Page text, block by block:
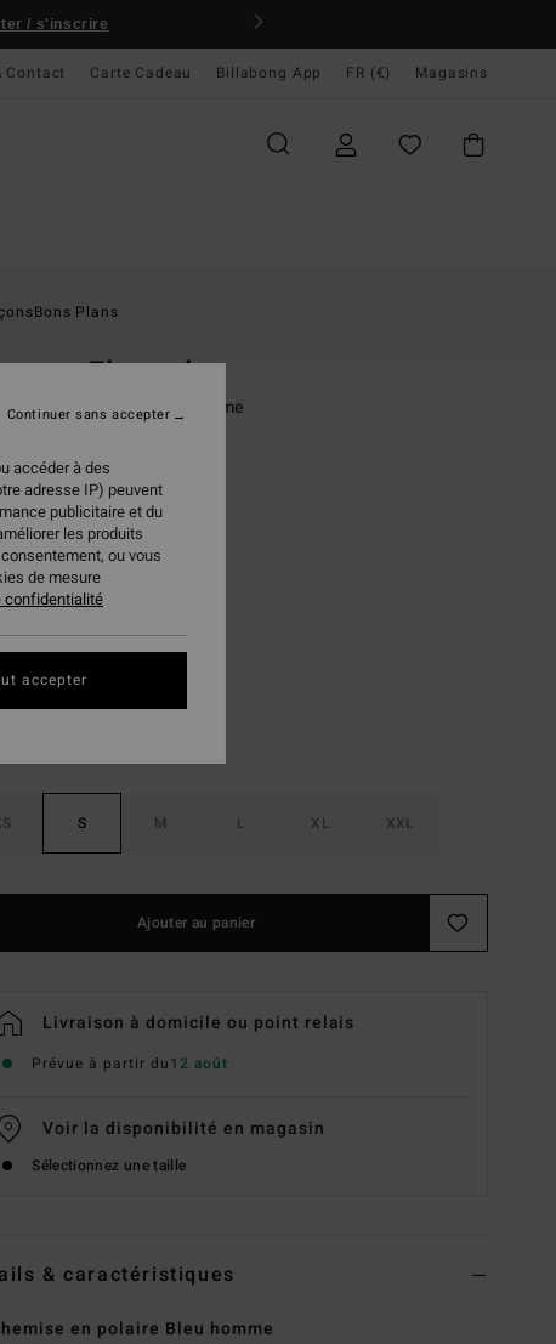
/ s'inscrire
Contact Carte Cadeau Billabong App FR (€) Magasins
Bons Plans
Flannel
en polaire Bleu homme
€
50%
€
PLANS
S M L XL XXL
Ajouter au panier
Livraison à domicile ou point relais
Prévue à partir du12 août
Voir la disponibilité en magasin
Sélectionnez une taille
& caractéristiques
en polaire Bleu homme
accéder à des
adresse IP) peuvent
publicitaire et du
les produits
ou vous
de mesure
confidentialité
Continuer sans accepter
accepter